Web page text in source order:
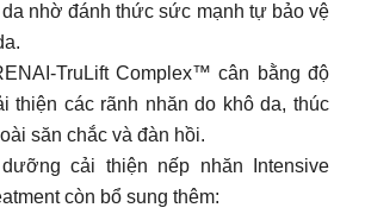
nhờ đánh thức sức mạnh tự bảo vệ
TruLift Complex™ cân bằng độ
thiện các rãnh nhăn do khô da, thúc
săn chắc và đàn hồi.
cải thiện nếp nhăn Intensive
còn bổ sung thêm: